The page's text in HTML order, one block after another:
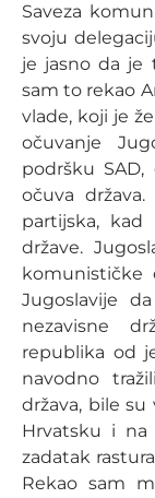
Saveza
svoju
je jasno da je
sam to rekao
vlade, koji je
očuvanje
podršku
očuva
partijska,
države.
komunističke
Jugoslavije
nezavisne
republika od
navodno
država, bile
Hrvatsku i na
zadatak
Rekao sam